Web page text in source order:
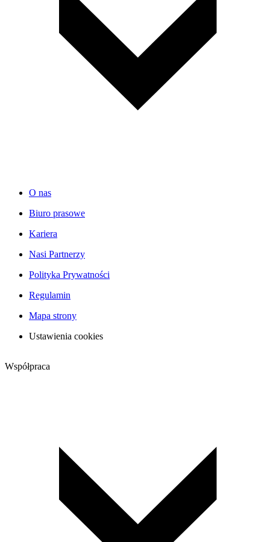
O nas
Biuro prasowe
Kariera
Nasi Partnerzy
Polityka Prywatności
Regulamin
Mapa strony
Ustawienia cookies
Współpraca